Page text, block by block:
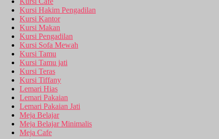
Kursi Hakim Pengadilan
Kursi Kantor
Kursi Makan
Kursi Pengadilan
Kursi Sofa Mewah
Kursi Tamu
Kursi Tamu jati
Kursi Teras
Kursi Tiffany
Lemari Hias
Lemari Pakaian
Lemari Pakaian Jati
Meja Belajar
Meja Belajar Minimalis
Meja Cafe